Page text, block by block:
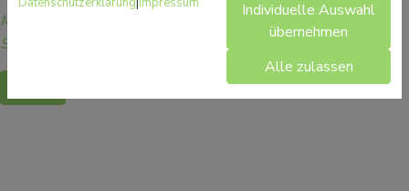
Mehr Gesundheitsinformationen zum Thema Schmerz finden
Sie hier.
Individuelle Auswahl
übernehmen
Alle zulassen